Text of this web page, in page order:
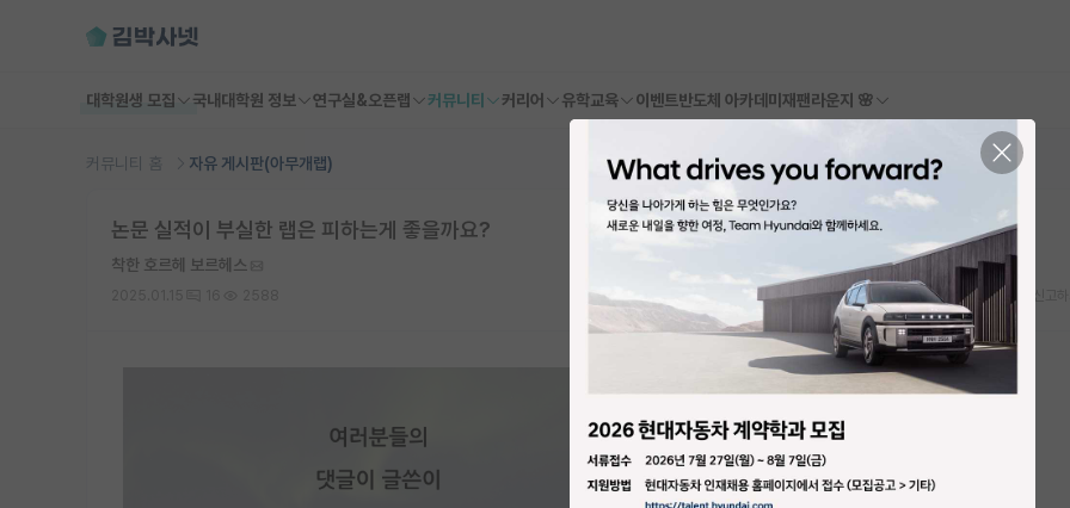
대학원생 모집 국내대학원 정보 연구실&오픈랩 커뮤니티 커리어 유학교육 이벤트반도체 아카데미 재팬라운지 🌸
커뮤니티 홈 자유 게시판(아무개랩)
논문 실적이 부실한 랩은 피하는게 좋을까요?
착한 호르헤 보르헤스
스크랩